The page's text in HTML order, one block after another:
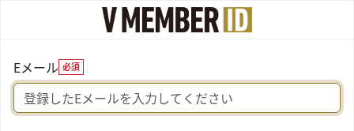
Eメール 必須